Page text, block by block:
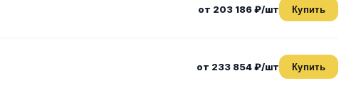
от 203 186 ₽/шт Купить
от 233 854 ₽/шт Купить